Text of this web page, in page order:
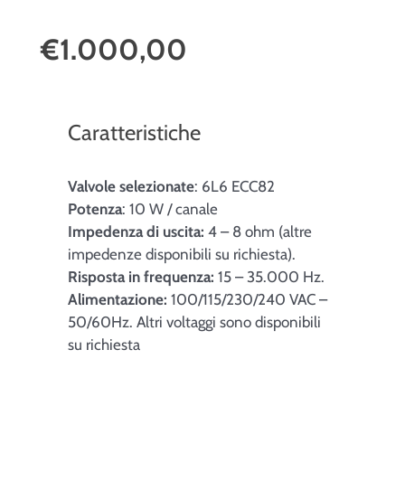
€1.000,00
Caratteristiche
Valvole selezionate: 6L6 ECC82
Potenza: 10 W / canale
Impedenza di uscita: 4 – 8 ohm (altre
impedenze disponibili su richiesta).
Risposta in frequenza: 15 – 35.000 Hz.
Alimentazione: 100/115/230/240 VAC –
50/60Hz. Altri voltaggi sono disponibili
su richiesta